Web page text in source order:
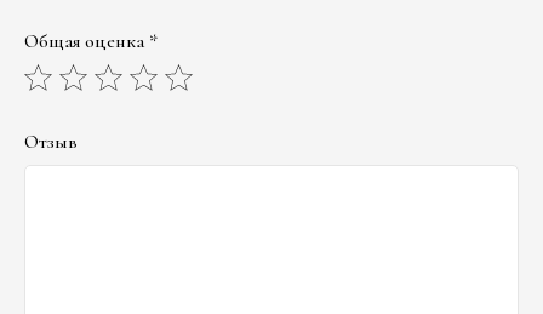
Общая оценка *
Отзыв